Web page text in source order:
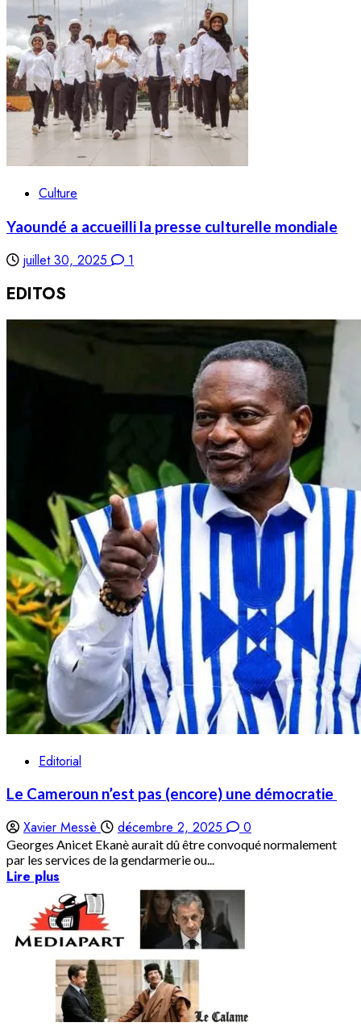
Culture
Yaoundé a accueilli la presse culturelle mondiale
juillet 30, 2025 1
EDITOS
Editorial
Le Cameroun n’est pas (encore) une démocratie
Xavier Messè décembre 2, 2025 0
Georges Anicet Ekanè aurait dû être convoqué normalement
par les services de la gendarmerie ou...
Lire plus